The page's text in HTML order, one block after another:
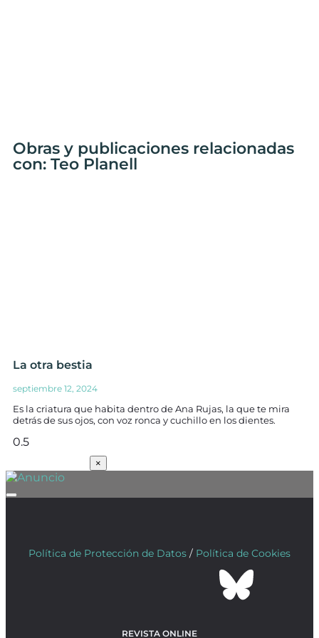
Obras y publicaciones relacionadas
con: Teo Planell
La otra bestia
septiembre 12, 2024
Es la criatura que habita dentro de Ana Rujas, la que te mira
detrás de sus ojos, con voz ronca y cuchillo en los dientes.
×
Política de Protección de Datos / Política de Cookies
REVISTA ONLINE